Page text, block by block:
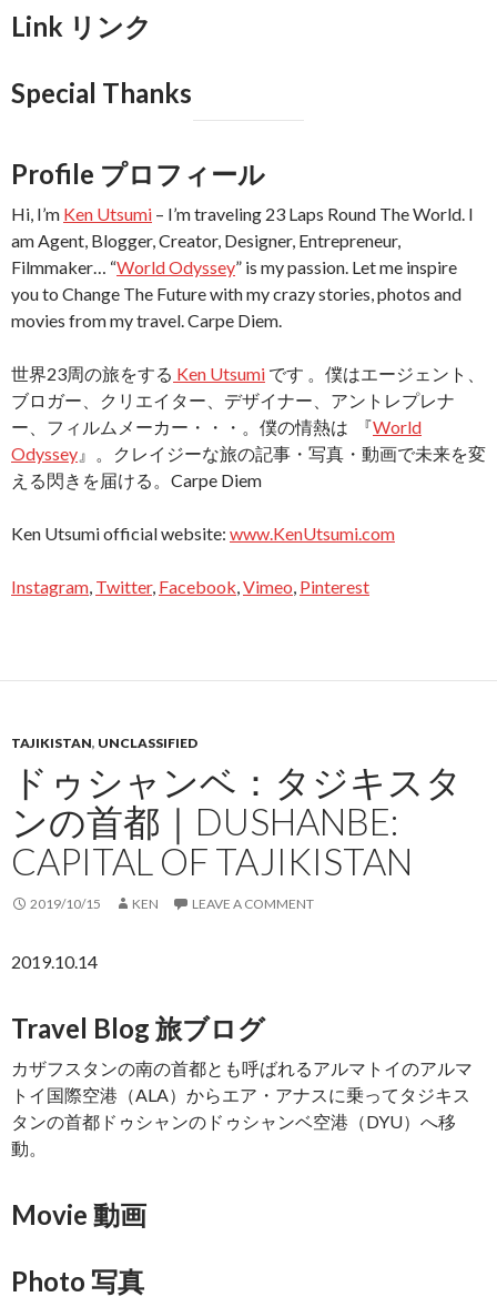
Link リンク
Special Thanks
Profile プロフィール
Hi, I’m Ken Utsumi – I’m traveling 23 Laps Round The World. I
am Agent, Blogger, Creator, Designer, Entrepreneur,
Filmmaker… “World Odyssey” is my passion. Let me inspire
you to Change The Future with my crazy stories, photos and
movies from my travel. Carpe Diem.
世界23周の旅をする Ken Utsumi です 。僕はエージェント、
ブロガー、クリエイター、デザイナー、アントレプレナ
ー、フィルムメーカー・・・。僕の情熱は 『World
Odyssey 』。クレイジーな旅の記事・写真・動画で未来を変
える閃きを届ける。Carpe Diem
Ken Utsumi official website: www.KenUtsumi.com
Instagram, Twitter, Facebook,Vimeo, Pinterest
TAJIKISTAN, UNCLASSIFIED
ドゥシャンベ：タジキスタ
ンの首都｜DUSHANBE:
CAPITAL OF TAJIKISTAN
2019/10/15 KEN LEAVE A COMMENT
2019.10.14
Travel Blog 旅ブログ
カザフスタンの南の首都とも呼ばれるアルマトイのアルマ
トイ国際空港（ALA）からエア・アナスに乗ってタジキス
タンの首都ドゥシャンのドゥシャンベ空港（DYU）へ移
動。
Movie 動画
Photo 写真